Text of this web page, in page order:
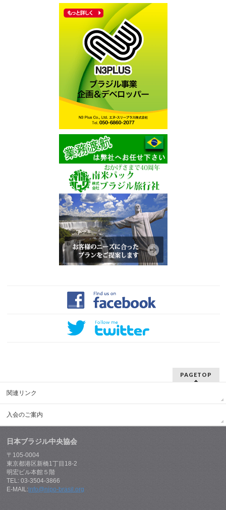
PAGETOP
関連リンク
入会のご案内
日本ブラジル中央協会
〒105-0004
東京都港区新橋1丁目18-2
明宏ビル本館５階
TEL: 03-3504-3866
E-MAIL:info@nipo-brasil.org